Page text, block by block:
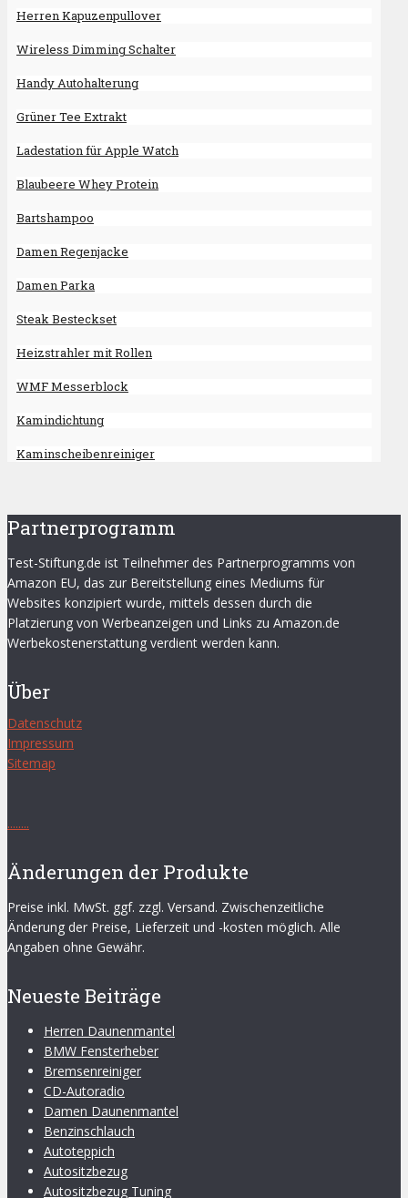
Herren Kapuzenpullover
Wireless Dimming Schalter
Handy Autohalterung
Grüner Tee Extrakt
Ladestation für Apple Watch
Blaubeere Whey Protein
Bartshampoo
Damen Regenjacke
Damen Parka
Steak Besteckset
Heizstrahler mit Rollen
WMF Messerblock
Kamindichtung
Kaminscheibenreiniger
Partnerprogramm
Test-Stiftung.de ist Teilnehmer des Partnerprogramms von
Amazon EU, das zur Bereitstellung eines Mediums für
Websites konzipiert wurde, mittels dessen durch die
Platzierung von Werbeanzeigen und Links zu Amazon.de
Werbekostenerstattung verdient werden kann.
Über
Datenschutz
Impressum
Sitemap
........
Änderungen der Produkte
Preise inkl. MwSt. ggf. zzgl. Versand. Zwischenzeitliche
Änderung der Preise, Lieferzeit und -kosten möglich. Alle
Angaben ohne Gewähr.
Neueste Beiträge
Herren Daunenmantel
BMW Fensterheber
Bremsenreiniger
CD-Autoradio
Damen Daunenmantel
Benzinschlauch
Autoteppich
Autositzbezug
Autositzbezug Tuning